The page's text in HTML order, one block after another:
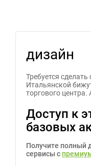
дизайн
Требуется
Итальянской
торгового центра.
Доступ к
базовых
Получите полный
сервисы с